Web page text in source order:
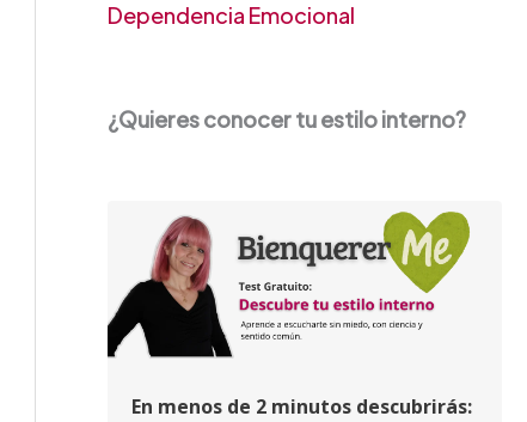
Dependencia Emocional
¿Quieres conocer tu estilo interno?
En menos de 2 minutos descubrirás: